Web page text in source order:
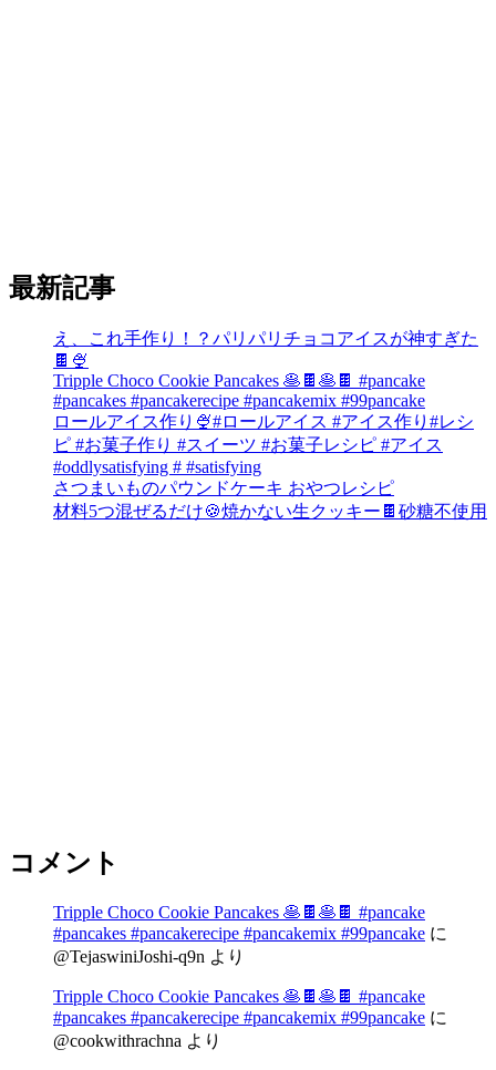
最新記事
え、これ手作り！？パリパリチョコアイスが神すぎた
🍫🍨
Tripple Choco Cookie Pancakes 🥞🍫🥞🍫 #pancake
#pancakes #pancakerecipe #pancakemix #99pancake
ロールアイス作り🍨#ロールアイス #アイス作り#レシ
ピ #お菓子作り #スイーツ #お菓子レシピ #アイス
#oddlysatisfying # #satisfying⁠
さつまいものパウンドケーキ おやつレシピ
材料5つ混ぜるだけ🍪焼かない生クッキー🍫砂糖不使用
コメント
Tripple Choco Cookie Pancakes 🥞🍫🥞🍫 #pancake
#pancakes #pancakerecipe #pancakemix #99pancake に
@TejaswiniJoshi-q9n より
Tripple Choco Cookie Pancakes 🥞🍫🥞🍫 #pancake
#pancakes #pancakerecipe #pancakemix #99pancake に
@cookwithrachna より